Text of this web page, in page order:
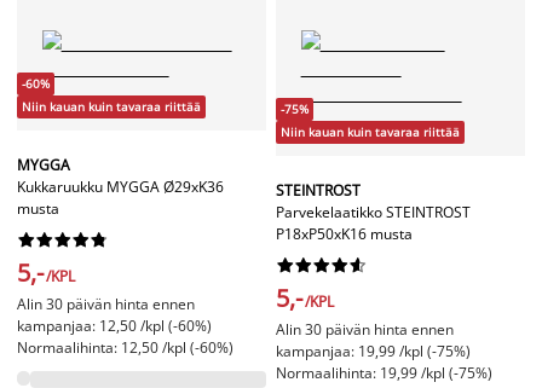
-60%
Niin kauan kuin tavaraa riittää
MYGGA
Kukkaruukku MYGGA Ø29xK36
musta






5,-/KPL
Alin 30 päivän hinta ennen
kampanjaa: 12,50 /kpl (-60%)
Normaalihinta: 12,50 /kpl (-60%)
-75%
Niin kauan kuin tavaraa riittää
STEINTROST
Parvekelaatikko STEINTROST
P18xP50xK16 musta






5,-/KPL
Alin 30 päivän hinta ennen
kampanjaa: 19,99 /kpl (-75%)
Normaalihinta: 19,99 /kpl (-75%)